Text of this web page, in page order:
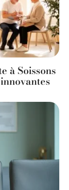
à Soissons